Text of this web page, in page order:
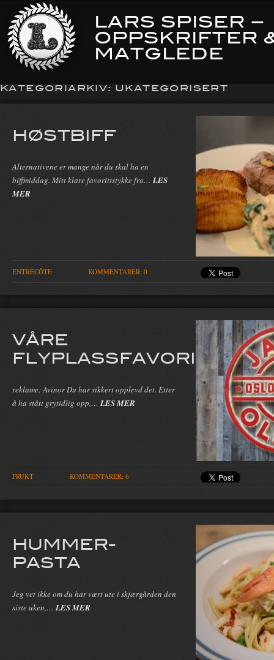
LARS SPISER –
OPPSKRIFTER
MATGLEDE
KATEGORIARKIV: UKATEGORISERT
HØSTBIFF
Alternativene er mange når du skal ha en
biffmiddag. Mitt klare favorittstykke fra… LES
MER
ENTRECÔTE KOMMENTARER: 0
VÅRE
FLYPLASSFAVORITTER
reklame: Avinor Du har sikkert opplevd det. Etter
å ha stått grytidlig opp,… LES MER
FRUKT KOMMENTARER: 6
HUMMER-
PASTA
Jeg vet ikke om du har vært ute i skjærgården den
siste uken,… LES MER